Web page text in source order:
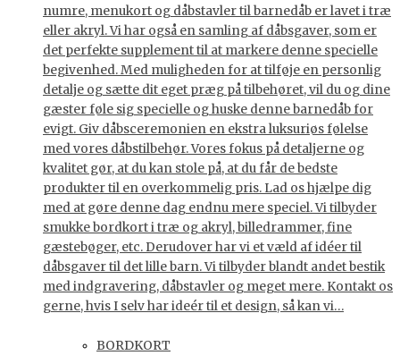
numre, menukort og dåbstavler til barnedåb er lavet i træ
eller akryl. Vi har også en samling af dåbsgaver, som er
det perfekte supplement til at markere denne specielle
begivenhed. Med muligheden for at tilføje en personlig
detalje og sætte dit eget præg på tilbehøret, vil du og dine
gæster føle sig specielle og huske denne barnedåb for
evigt. Giv dåbsceremonien en ekstra luksuriøs følelse
med vores dåbstilbehør. Vores fokus på detaljerne og
kvalitet gør, at du kan stole på, at du får de bedste
produkter til en overkommelig pris. Lad os hjælpe dig
med at gøre denne dag endnu mere speciel. Vi tilbyder
smukke bordkort i træ og akryl, billedrammer, fine
gæstebøger, etc. Derudover har vi et væld af idéer til
dåbsgaver til det lille barn. Vi tilbyder blandt andet bestik
med indgravering, dåbstavler og meget mere. Kontakt os
gerne, hvis I selv har ideér til et design, så kan vi…
BORDKORT